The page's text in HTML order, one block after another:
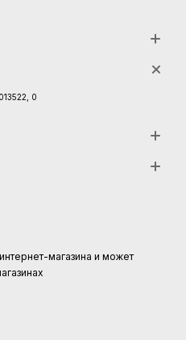
0
магазина и может